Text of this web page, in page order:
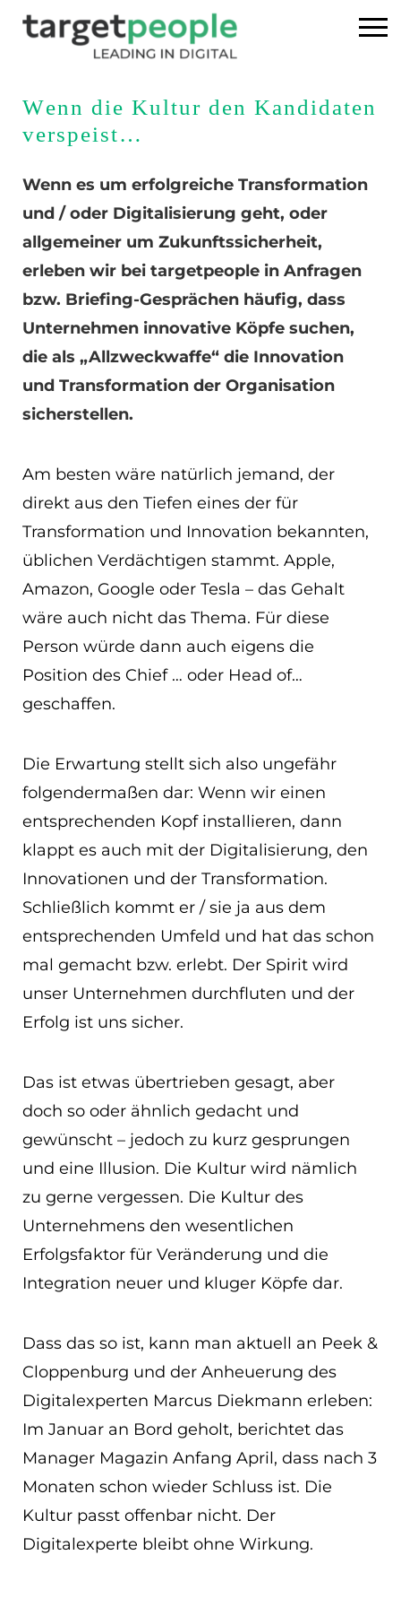
Home
Executive Search
Referenzen
Über uns
News
USA
DE
ES
Navigation schließen
Wenn die Kultur den Kandidaten
verspeist…
Wenn es um erfolgreiche Transformation
und / oder Digitalisierung geht, oder
allgemeiner um Zukunftssicherheit,
erleben wir bei targetpeople in Anfragen
bzw. Briefing-Gesprächen häufig, dass
Unternehmen innovative Köpfe suchen,
die als „Allzweckwaffe“ die Innovation
und Transformation der Organisation
sicherstellen.
Am besten wäre natürlich jemand, der
direkt aus den Tiefen eines der für
Transformation und Innovation bekannten,
üblichen Verdächtigen stammt. Apple,
Amazon, Google oder Tesla – das Gehalt
wäre auch nicht das Thema. Für diese
Person würde dann auch eigens die
Position des Chief … oder Head of…
geschaffen.
Die Erwartung stellt sich also ungefähr
folgendermaßen dar: Wenn wir einen
entsprechenden Kopf installieren, dann
klappt es auch mit der Digitalisierung, den
Innovationen und der Transformation.
Schließlich kommt er / sie ja aus dem
entsprechenden Umfeld und hat das schon
mal gemacht bzw. erlebt. Der Spirit wird
unser Unternehmen durchfluten und der
Erfolg ist uns sicher.
Das ist etwas übertrieben gesagt, aber
doch so oder ähnlich gedacht und
gewünscht – jedoch zu kurz gesprungen
und eine Illusion. Die Kultur wird nämlich
zu gerne vergessen. Die Kultur des
Unternehmens den wesentlichen
Erfolgsfaktor für Veränderung und die
Integration neuer und kluger Köpfe dar.
Dass das so ist, kann man aktuell an Peek &
Cloppenburg und der Anheuerung des
Digitalexperten Marcus Diekmann erleben:
Im Januar an Bord geholt, berichtet das
Manager Magazin Anfang April, dass nach 3
Monaten schon wieder Schluss ist. Die
Kultur passt offenbar nicht. Der
Digitalexperte bleibt ohne Wirkung.